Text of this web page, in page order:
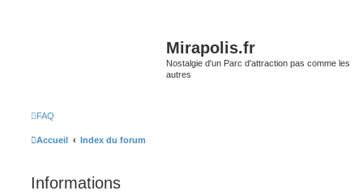
Mirapolis.fr
Nostalgie d'un Parc d'attraction pas comme les
autres
FAQ
Accueil Index du forum
Informations